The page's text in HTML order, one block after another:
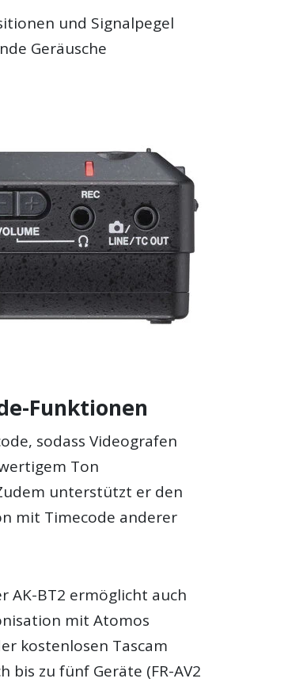
und Signalpegel
Geräusche
Funktionen
sodass Videografen
Ton
unterstützt er den
mit Timecode anderer
AK-BT2 ermöglicht auch
mit Atomos
kostenlosen Tascam
bis zu fünf Geräte (FR-AV2